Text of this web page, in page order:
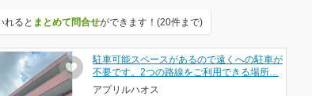
れると まとめて問合せができます！(20件まで)
駐車可能スペースがあるので遠くへの駐車が
不要です。2つの路線をご利用できる場所…
アプリルハオス